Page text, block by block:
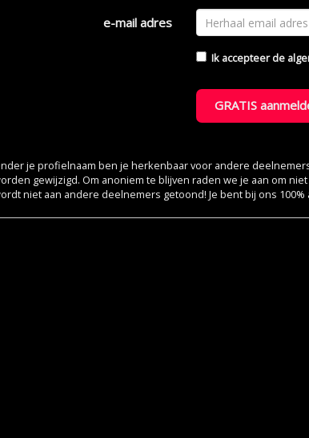
e-mail adres
Ik accepteer de
GRATIS
je profielnaam ben je herkenbaar voor andere
gewijzigd. Om anoniem te blijven raden we je aan om
niet aan andere deelnemers getoond! Je bent bij ons 100%